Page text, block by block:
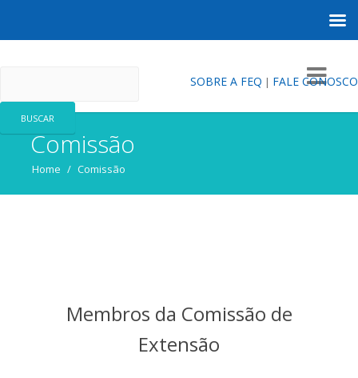
SOBRE A FEQ | FALE CONOSCO
Comissão
Home / Comissão
Membros da Comissão de
Extensão